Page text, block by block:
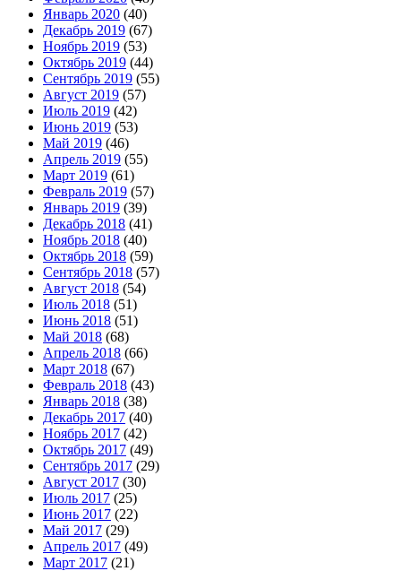
Январь 2020 (40)
Декабрь 2019 (67)
Ноябрь 2019 (53)
Октябрь 2019 (44)
Сентябрь 2019 (55)
Август 2019 (57)
Июль 2019 (42)
Июнь 2019 (53)
Май 2019 (46)
Апрель 2019 (55)
Март 2019 (61)
Февраль 2019 (57)
Январь 2019 (39)
Декабрь 2018 (41)
Ноябрь 2018 (40)
Октябрь 2018 (59)
Сентябрь 2018 (57)
Август 2018 (54)
Июль 2018 (51)
Июнь 2018 (51)
Май 2018 (68)
Апрель 2018 (66)
Март 2018 (67)
Февраль 2018 (43)
Январь 2018 (38)
Декабрь 2017 (40)
Ноябрь 2017 (42)
Октябрь 2017 (49)
Сентябрь 2017 (29)
Август 2017 (30)
Июль 2017 (25)
Июнь 2017 (22)
Май 2017 (29)
Апрель 2017 (49)
Март 2017 (21)